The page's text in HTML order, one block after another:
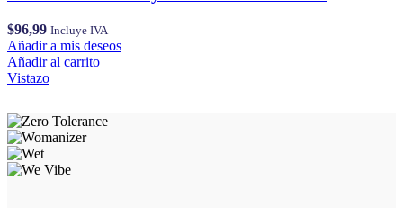
$96,99 Incluye IVA
Añadir a mis deseos
Añadir al carrito
Vistazo